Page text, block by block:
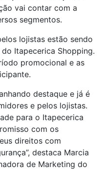
vai contar com a
segmentos.
lojistas estão sendo
Itapecerica Shopping.
promocional e as
destaque e já é
e pelos lojistas.
para o Itapecerica
com os
direitos com
destaca Marcia
de Marketing do